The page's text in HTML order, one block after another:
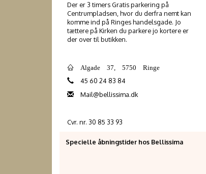
Der er 3 timers Gratis parkering på
Centrumpladsen, hvor du derfra nemt kan
komme ind på Ringes handelsgade. Jo
tættere på Kirken du parkere jo kortere er
der over til butikken.
Algade 37, 5750 Ringe
45 60 24 83 84
Mail@bellissima.dk
Cvr. nr. 30 85 33 93
Specielle åbningstider hos Bellissima